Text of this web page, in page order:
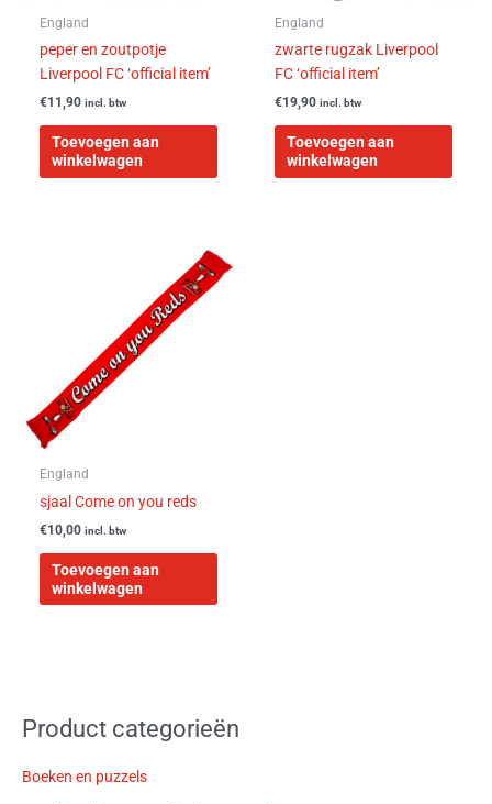
England
peper en zoutpotje
Liverpool FC ‘official item’
€11,90 incl. btw
Toevoegen aan
winkelwagen
England
zwarte rugzak Liverpool
FC ‘official item’
€19,90 incl. btw
Toevoegen aan
winkelwagen
England
sjaal Come on you reds
€10,00 incl. btw
Toevoegen aan
winkelwagen
Product categorieën
Boeken en puzzels